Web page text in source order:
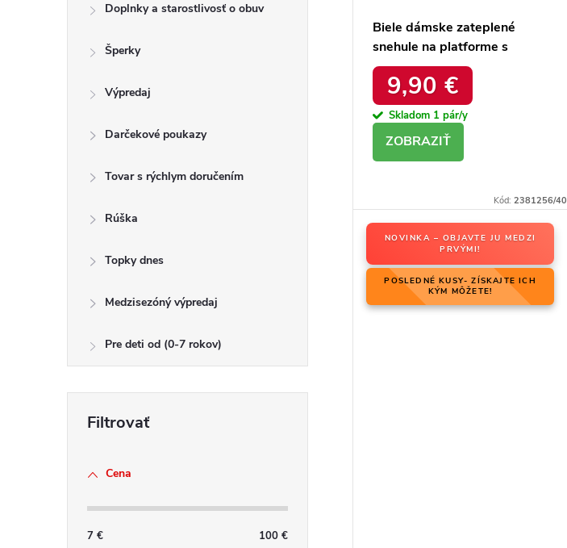
Doplnky a starostlivosť o obuv
Šperky
Výpredaj
Darčekové poukazy
Tovar s rýchlym doručením
Rúška
Topky dnes
Medzisezóný výpredaj
Pre deti od (0-7 rokov)
Cena
7 € 100 €
Biele dámske zateplené
snehule na platforme s
okrúhlou špičkou Inna
TX5002 WHITE
9,90 €
Skladom 1 pár/y
Kód:2381256/40
NOVINKA – OBJAVTE JU MEDZI
PRVÝMI!
POSLEDNÉ KUSY- ZÍSKAJTE ICH
KÝM MÔŽETE!